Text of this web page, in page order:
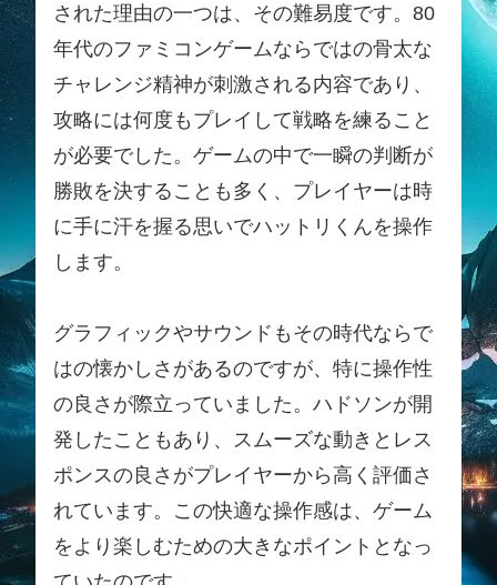
された理由の一つは、その難易度です。80
年代のファミコンゲームならではの骨太な
チャレンジ精神が刺激される内容であり、
攻略には何度もプレイして戦略を練ること
が必要でした。ゲームの中で一瞬の判断が
勝敗を決することも多く、プレイヤーは時
に手に汗を握る思いでハットリくんを操作
します。
グラフィックやサウンドもその時代ならで
はの懐かしさがあるのですが、特に操作性
の良さが際立っていました。ハドソンが開
発したこともあり、スムーズな動きとレス
ポンスの良さがプレイヤーから高く評価さ
れています。この快適な操作感は、ゲーム
をより楽しむための大きなポイントとなっ